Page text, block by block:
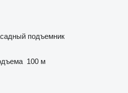
подъемник
100 м